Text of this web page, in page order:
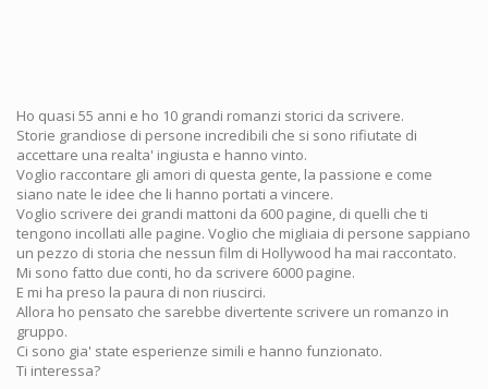
Ho quasi 55 anni e ho 10 grandi romanzi storici da scrivere.
Storie grandiose di persone incredibili che si sono rifiutate di
accettare una realta' ingiusta e hanno vinto.
Voglio raccontare gli amori di questa gente, la passione e come
siano nate le idee che li hanno portati a vincere.
Voglio scrivere dei grandi mattoni da 600 pagine, di quelli che ti
tengono incollati alle pagine. Voglio che migliaia di persone sappiano
un pezzo di storia che nessun film di Hollywood ha mai raccontato.
Mi sono fatto due conti, ho da scrivere 6000 pagine.
E mi ha preso la paura di non riuscirci.
Allora ho pensato che sarebbe divertente scrivere un romanzo in
gruppo.
Ci sono gia' state esperienze simili e hanno funzionato.
Ti interessa?